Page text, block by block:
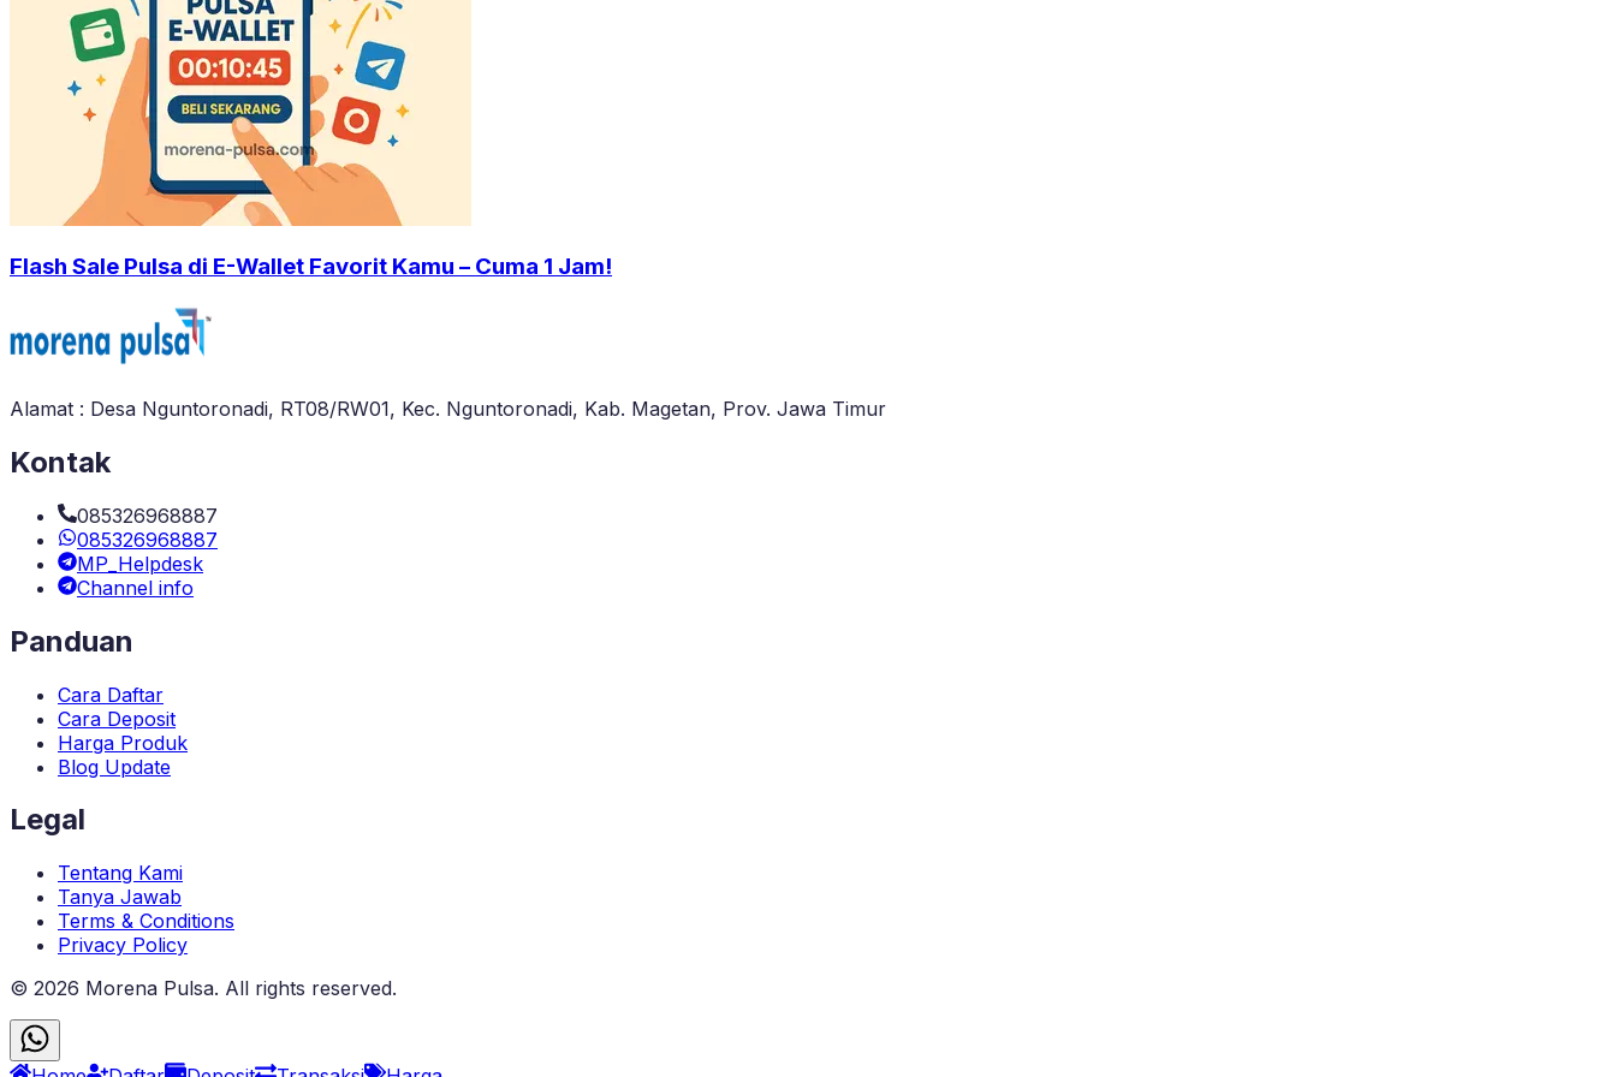
Flash Sale Pulsa di E-Wallet Favorit Kamu – Cuma 1 Jam!
Alamat : Desa Nguntoronadi, RT08/RW01, Kec. Nguntoronadi, Kab. Magetan, Prov. Jawa Timur
Kontak
085326968887
085326968887
MP_Helpdesk
Channel info
Panduan
Cara Daftar
Cara Deposit
Harga Produk
Blog Update
Legal
Tentang Kami
Tanya Jawab
Terms & Conditions
Privacy Policy
© 2026 Morena Pulsa. All rights reserved.